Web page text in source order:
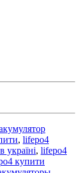
, lifepo4
україні, lifepo4
купити